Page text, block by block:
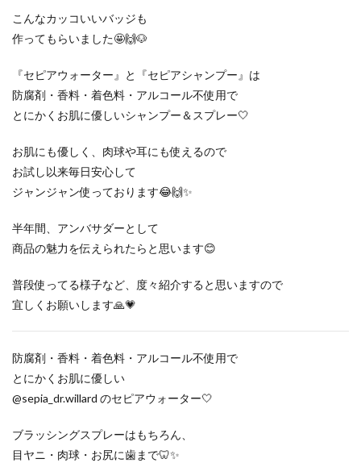
こんなカッコいいバッジも
作ってもらいました🤩🙌🐶
『セピアウォーター』と『セピアシャンプー』は
防腐剤・香料・着色料・アルコール不使用で
とにかくお肌に優しいシャンプー＆スプレー🤍
お肌にも優しく、肉球や耳にも使えるので
お試し以来毎日安心して
ジャンジャン使っております😂🙌✨
半年間、アンバサダーとして
商品の魅力を伝えられたらと思います😊
普段使ってる様子など、度々紹介すると思いますので
宜しくお願いします🙏💗
防腐剤・香料・着色料・アルコール不使用で
とにかくお肌に優しい
@sepia_dr.willard のセピアウォーター🤍
ブラッシングスプレーはもちろん、
目ヤニ・肉球・お尻に歯まで🦷✨